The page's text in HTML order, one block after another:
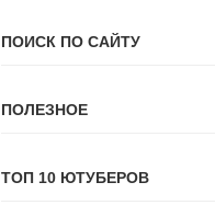
ПОИСК ПО САЙТУ
ПОЛЕЗНОЕ
ТОП 10 ЮТУБЕРОВ